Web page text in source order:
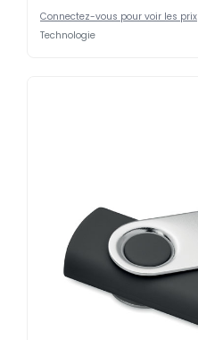
Connectez-vous pour voir les prix
Technologie